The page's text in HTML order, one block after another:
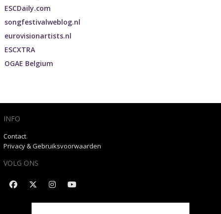
ESCDaily.com
songfestivalweblog.nl
eurovisionartists.nl
ESCXTRA
OGAE Belgium
INFO
Contact
Privacy & Gebruiksvoorwaarden
VOLG ONS